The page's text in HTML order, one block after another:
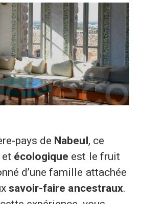
pays de Nabeul, ce
écologique est le fruit
d’une famille attachée
savoir-faire ancestraux.